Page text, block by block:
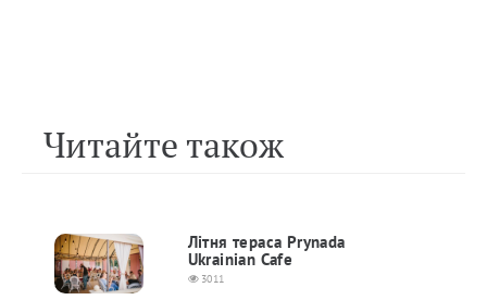
Читайте також
Літня тераса Prynada
Ukrainian Cafe
3011